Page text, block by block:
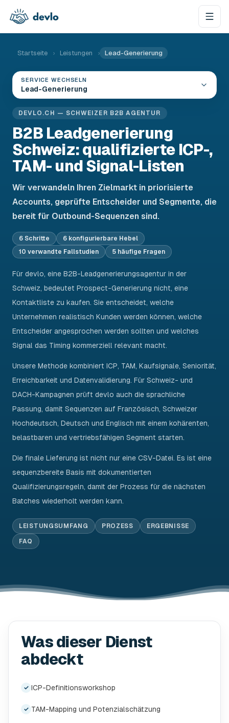
Startseite › Leistungen › Lead-Generierung
SERVICE WECHSELN
Lead-Generierung
DEVLO.CH — SCHWEIZER B2B AGENTUR
B2B Leadgenerierung
Schweiz: qualifizierte ICP-,
TAM- und Signal-Listen
Wir verwandeln Ihren Zielmarkt in priorisierte
Accounts, geprüfte Entscheider und Segmente, die
bereit für Outbound-Sequenzen sind.
6 Schritte
6 konfigurierbare Hebel
10 verwandte Fallstudien
5 häufige Fragen
Für devlo, eine B2B-Leadgenerierungsagentur in der
Schweiz, bedeutet Prospect-Generierung nicht, eine
Kontaktliste zu kaufen. Sie entscheidet, welche
Unternehmen realistisch Kunden werden können, welche
Entscheider angesprochen werden sollten und welches
Signal das Timing kommerziell relevant macht.
Unsere Methode kombiniert ICP, TAM, Kaufsignale, Seniorität,
Erreichbarkeit und Datenvalidierung. Für Schweiz- und
DACH-Kampagnen prüft devlo auch die sprachliche
Passung, damit Sequenzen auf Französisch, Schweizer
Hochdeutsch, Deutsch und Englisch mit einem kohärenten,
belastbaren und vertriebsfähigen Segment starten.
Die finale Lieferung ist nicht nur eine CSV-Datei. Es ist eine
sequenzbereite Basis mit dokumentierten
Qualifizierungsregeln, damit der Prozess für die nächsten
Batches wiederholt werden kann.
LEISTUNGSUMFANG PROZESS ERGEBNISSE
FAQ
Was dieser Dienst
abdeckt
✓ ICP-Definitionsworkshop
✓ TAM-Mapping und Potenzialschätzung